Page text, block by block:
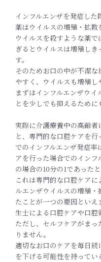
インフルエンザを発症し
薬はウイルスの増殖・拡散
ウイルスを殺すような薬
ぎるとウイルスは増殖し
す。
そのためお口の中が不潔
やすく、ウイルスも増殖し
まずはインフルエンザウ
とを少しでも抑えるために
実際に介護療養中の高齢
と、専門的な口腔ケアを
でのインフルエンザ発症率
アを行った場合でのイン
の場合の10分の1であった
これは専門的な口腔ケア
ルエンザウイルスの増殖
たことが一つの要因とい
生士による口腔ケアや口腔
ただし、セルフケアがま
りません。
適切なお口のケアを毎日
を下げる可能性を持ってい